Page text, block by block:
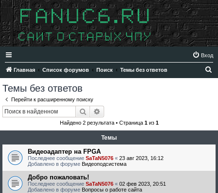
Вход
Главная Список форумов Поиск Темы без ответов
Темы без ответов
Перейти к расширенному поиску
Поиск
Найдено 2 результата • Страница 1из 1
Темы
Видеоадаптер на FPGA
Последнее сообщение SaTaN5076 « 23 авг 2023, 16:12
Добавлено в форуме Видеоподсистема
Добро пожаловать!
Последнее сообщение SaTaN5076 « 02 фев 2023, 20:51
Добавлено в форуме Вопросы о работе сайта